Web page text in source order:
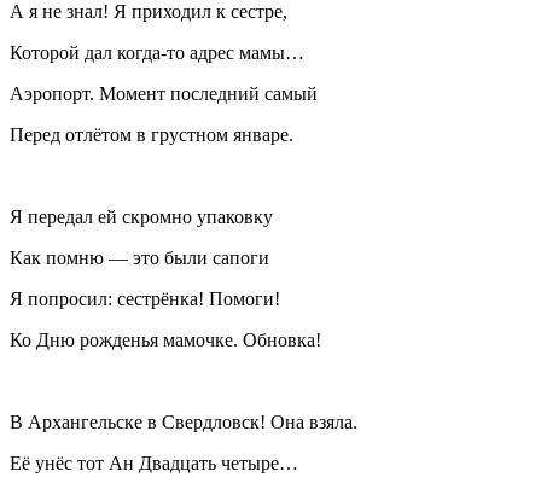
А я не знал! Я приходил к сестре,
Которой дал когда-то адрес мамы…
Аэропорт. Момент последний самый
Перед отлётом в грустном январе.
Я передал ей скромно упаковку
Как помню — это были сапоги
Я попросил: сестрёнка! Помоги!
Ко Дню рожденья мамочке. Обновка!
В Архангельске в Свердловск! Она взяла.
Её унёс тот Ан Двадцать четыре…